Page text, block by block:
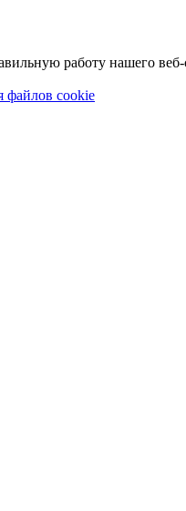
работу нашего веб-
файлов cookie